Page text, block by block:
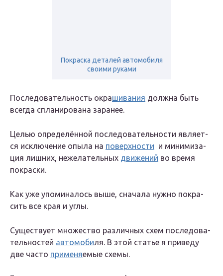
Покраска деталей автомобиля
своими руками
После­до­ва­тель­ность окра­ши­ва­ния долж­на быть
все­гда спла­ни­ро­ва­на заранее.
Целью опре­де­лён­ной после­до­ва­тель­но­сти явля­ет­
ся исклю­че­ние опы­ла на поверх­но­сти и мини­ми­за­
ция лиш­них, неже­ла­тель­ных дви­же­ний во вре­мя
покраски.
Как уже упо­ми­на­лось выше, сна­ча­ла нуж­но покра­
сить все края и углы.
Суще­ству­ет мно­же­ство раз­лич­ных схем после­до­ва­
тель­но­стей авто­мо­би­ля. В этой ста­тье я при­ве­ду
две часто при­ме­ня­е­мые схемы.